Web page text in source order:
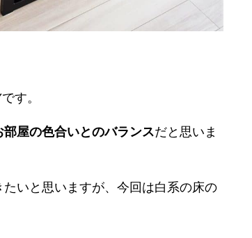
す。
部屋の色合いとのバランスだと思いま
いと思いますが、今回は白系の床の